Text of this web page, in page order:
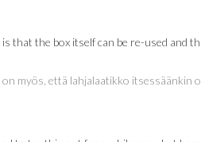
the box itself can be re-used and
myös, että lahjalaatikko itsessäänkin